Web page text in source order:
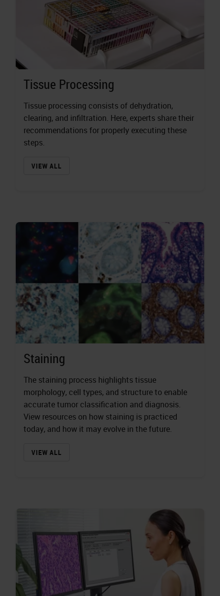
Tissue Processing
Tissue processing consists of dehydration,
clearing, and infiltration. Here, experts share their
recommendations for properly executing these
steps.
VIEW ALL
Staining
The staining process highlights tissue
morphology, cell types, and structure to enable
accurate tumor classification and diagnosis.
View resources on how staining is practiced
today, and how it may evolve in the future.
VIEW ALL